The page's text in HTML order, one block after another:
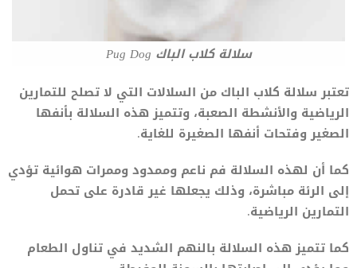
سلالة كلاب الباك Pug Dog
تعتبر سلالة كلاب الباك من السلالات التي لا تصلح للتمارين
الرياضية والأنشطة الصعبة، وتتميز هذه السلالة بأنفها
الصغير وفتحات أنفها الصغيرة للغاية.
كما أن لهذه السلالة فم ناعم وممدود وممرات هوائية تؤدي
إلى الرئة مباشرة، وذلك يجعلها غير قادرة على تحمل
التمارين الرياضية.
كما تتميز هذه السلالة بالنهم الشديد في تناول الطعام